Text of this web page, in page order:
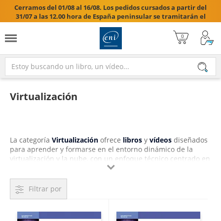
Cerramos del 01/08 al 16/08. Los pedidos cursados a partir del
31/07 a las 12.00 hora de España peninsular se tramitarán el
17/08/2026.

Virtualización
La categoría Virtualización ofrece libros y vídeos diseñados
para aprender y formarse en el entorno dinámico de la
virtualización y la nube, con un enfoque técnico centrado en
las tendencias actuales como VMware vSphere, Azure Active
Directory, OpenStack y la convergencia de la seguridad en
entornos virtuales. La propuesta editorial incluye obras
como
Virtualización con VMware vSphere 8 Fundamentos
práctica para comprender desde los principios de los

Filtrar por